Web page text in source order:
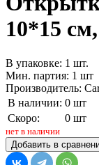
10*15
В упаковке: 1 шт.
Мин. партия: 1 шт
Производитель:
В наличии: 0 шт
Скоро:
0 шт
нет в наличии
Добавить в